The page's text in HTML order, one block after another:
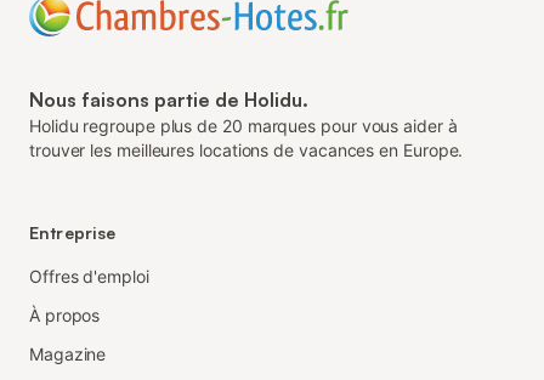
Nous faisons partie de Holidu.
Holidu regroupe plus de 20 marques pour vous aider à
trouver les meilleures locations de vacances en Europe.
Entreprise
Offres d'emploi
À propos
Magazine